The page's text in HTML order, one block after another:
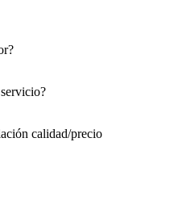
calidad/precio